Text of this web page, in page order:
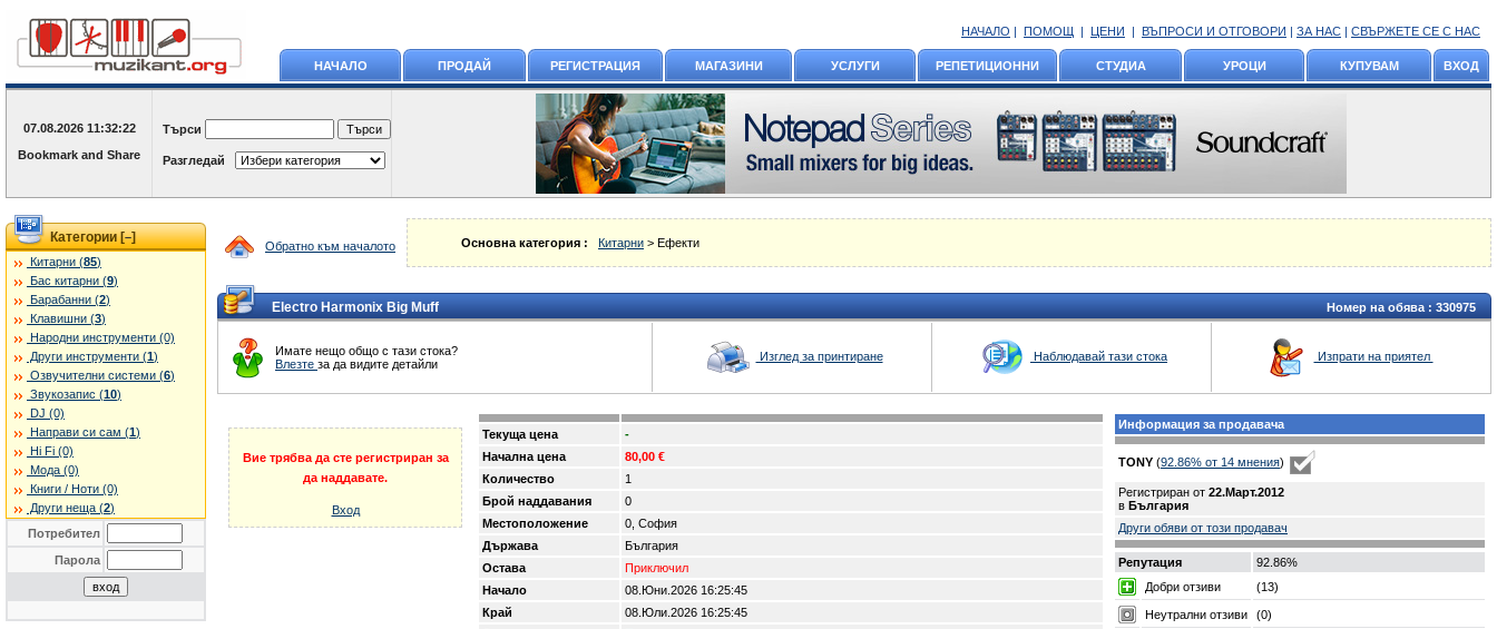
НАЧАЛО | ПОМОЩ | ЦЕНИ | ВЪПРОСИ И ОТГОВОРИ | ЗА НАС | СВЪРЖЕТЕ СЕ С НАС
НАЧАЛО ПРОДАЙ РЕГИСТРАЦИЯ МАГАЗИНИ УСЛУГИ РЕПЕТИЦИОННИ СТУДИА УРОЦИ КУПУВАМ ВХОД
07.08.2026 11:32:22 Търси
Разгледай
Категории [–]
Китарни (85)
Бас китарни (9)
Барабанни (2)
Клавишни (3)
Народни инструменти (0)
Други инструменти (1)
Озвучителни системи (6)
Звукозапис (10)
DJ (0)
Направи си сам (1)
Hi Fi (0)
Мода (0)
Книги / Ноти (0)
Други неща (2)
Потребител
Парола
Обратно към началото Основна категория : Китарни > Ефекти
Electro Harmonix Big Muff Номер на обява :330975
Имате нещо общо с тази стока?
Влезте за да видите детайли
Изглед за принтиране Наблюдавай тази стока Изпрати на приятел
Вие трябва да сте регистриран за
да наддавате.
Вход
Текуща цена
-
Начална цена
80,00 €
Количество
1
Брой наддавания
0
Местоположение
0, София
Държава
България
Остава
Приключил
Начало
08.Юни.2026 16:25:45
Край
08.Юли.2026 16:25:45
Информация за продавача
TONY (92.86% oт 14 мнения)
Регистриран от 22.Март.2012
в България
Други обяви от този продавач
Репутация
92.86%
Добри отзиви
(13)
Неутрални отзиви (0)